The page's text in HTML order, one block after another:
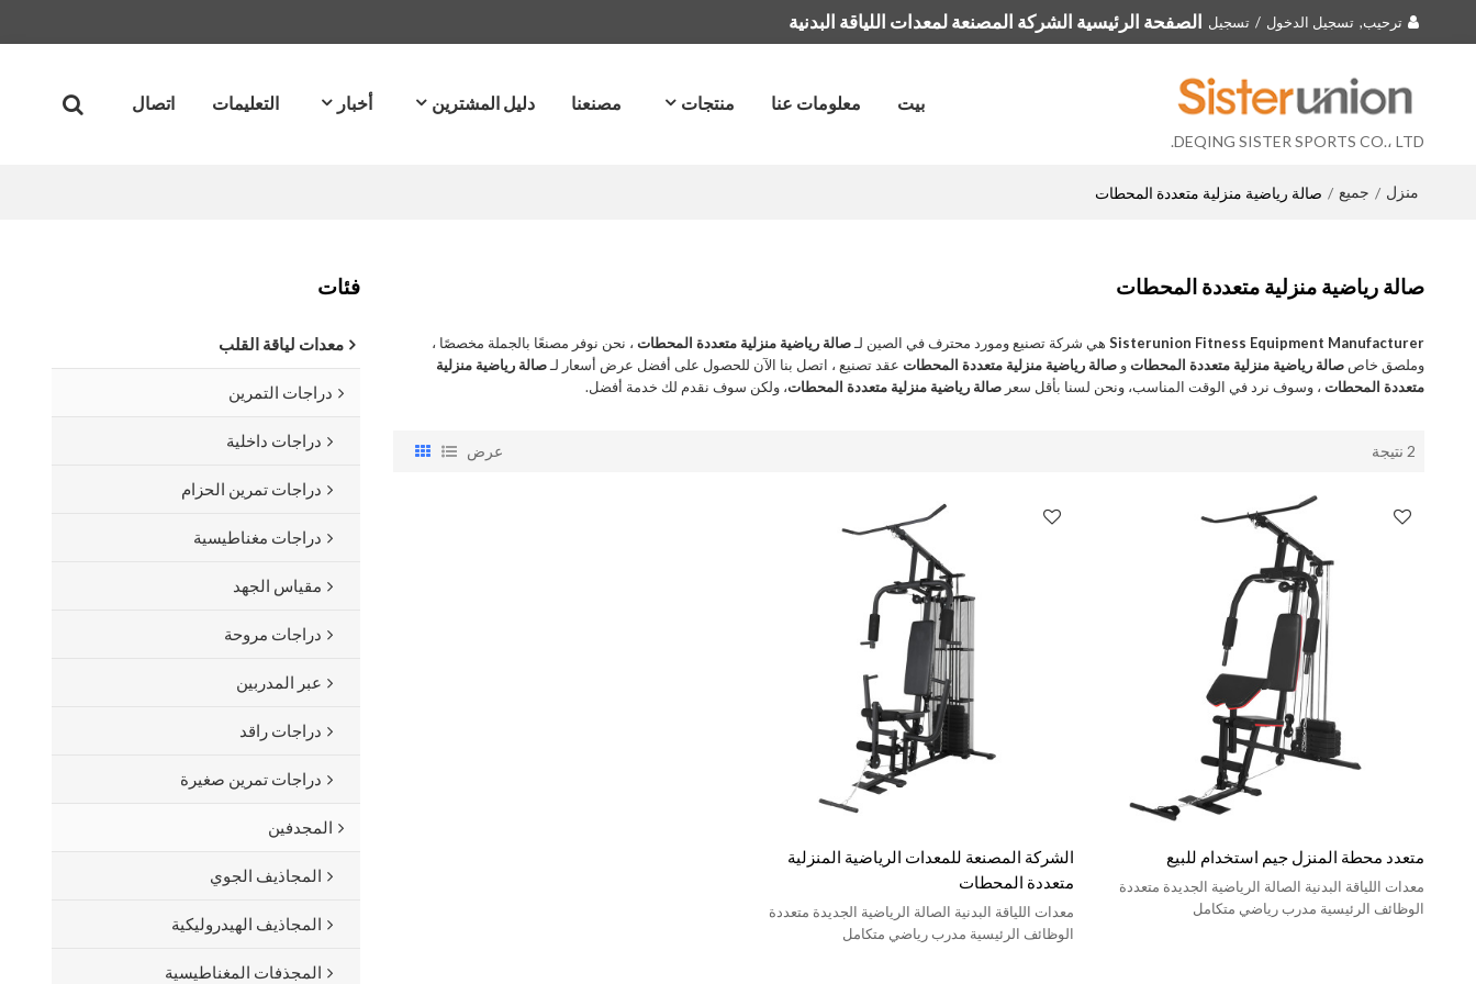
ترحيب, تسجيل الدخول / تسجيل الصفحة الرئيسية الشركة المصنعة لمعدات اللياقة البدنية
DEQING SISTER SPORTS CO.، LTD.
بيت معلومات عنا منتجات مصنعنا دليل المشترين أخبار التعليمات اتصال
منزل / جميع / صالة رياضية منزلية متعددة المحطات
فئات
معدات لياقة القلب
دراجات التمرين
دراجات داخلية
دراجات تمرين الحزام
دراجات مغناطيسية
مقياس الجهد
دراجات مروحة
عبر المدربين
دراجات راقد
دراجات تمرين صغيرة
المجدفين
المجاذيف الجوي
المجاذيف الهيدروليكية
المجذفات المغناطيسية
صالة رياضية منزلية متعددة المحطات
Sisterunion Fitness Equipment Manufacturerهي شركة تصنيع ومورد محترف في الصين لـصالة رياضية منزلية متعددة المحطات، نحن نوفر مصنعًا بالجملة مخصصًا ،
وملصق خاص صالة رياضية منزلية متعددة المحطاتو صالة رياضية منزلية متعددة المحطاتعقد تصنيع ، اتصل بنا الآن للحصول على أفضل عرض أسعار لـصالة رياضية منزلية
متعددة المحطات، وسوف نرد في الوقت المناسب، ونحن لسنا بأقل سعر صالة رياضية منزلية متعددة المحطات، ولكن سوف نقدم لك خدمة أفضل.
2 نتيجة عرض
متعدد محطة المنزل جيم استخدام للبيع
معدات اللياقة البدنية الصالة الرياضية الجديدة متعددة
الوظائف الرئيسية مدرب رياضي متكامل
الشركة المصنعة للمعدات الرياضية المنزلية
متعددة المحطات
معدات اللياقة البدنية الصالة الرياضية الجديدة متعددة
الوظائف الرئيسية مدرب رياضي متكامل